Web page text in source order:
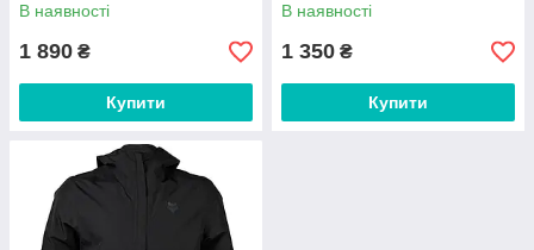
В наявності
1 890 ₴
Купити
В наявності
1 350 ₴
Купити